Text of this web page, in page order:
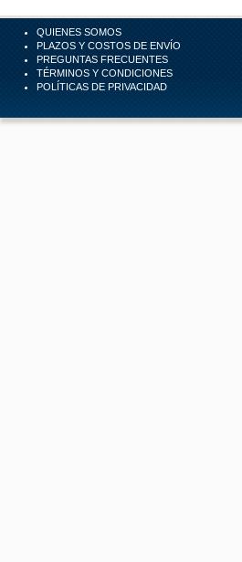
QUIENES SOMOS
PLAZOS Y COSTOS DE ENVÍO
PREGUNTAS FRECUENTES
TÉRMINOS Y CONDICIONES
POLÍTICAS DE PRIVACIDAD